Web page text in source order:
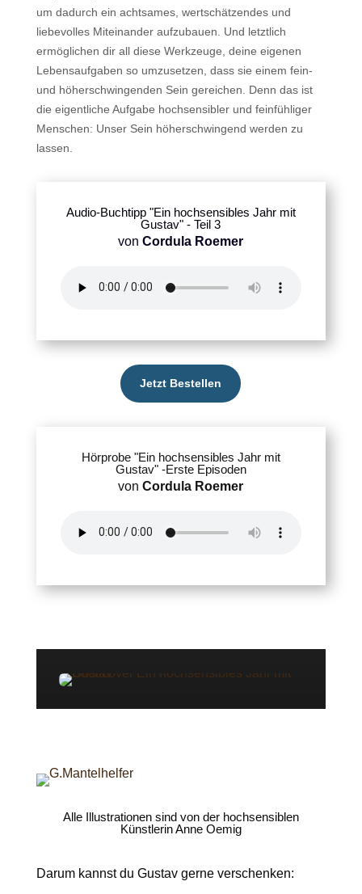
um dadurch ein achtsames, wertschätzendes und
liebevolles Miteinander aufzubauen. Und letztlich
ermöglichen dir all diese Werkzeuge, deine eigenen
Lebensaufgaben so umzusetzen, dass sie einem fein-
und höherschwingenden Sein gereichen. Denn das ist
die eigentliche Aufgabe hochsensibler und feinfühliger
Menschen: Unser Sein höherschwingend werden zu
lassen.
Audio-Buchtipp "Ein hochsensibles Jahr mit
Gustav" - Teil 3
vonCordula Roemer
Jetzt Bestellen
Hörprobe "Ein hochsensibles Jahr mit
Gustav" -Erste Episoden
vonCordula Roemer
Alle Illustrationen sind von der hochsensiblen
Künstlerin Anne Oemig
Darum kannst du Gustav gerne verschenken: